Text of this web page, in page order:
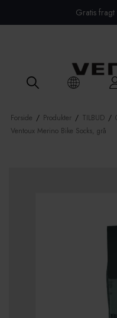
Gratis
Forside / Produkter / TILBUD /
Ventoux Merino Bike Socks, grå